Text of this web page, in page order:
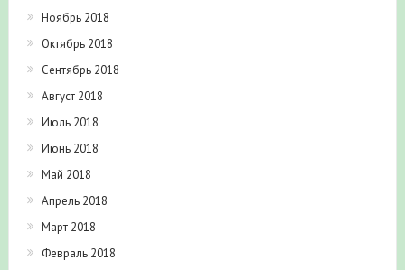
Ноябрь 2018
Октябрь 2018
Сентябрь 2018
Август 2018
Июль 2018
Июнь 2018
Май 2018
Апрель 2018
Март 2018
Февраль 2018